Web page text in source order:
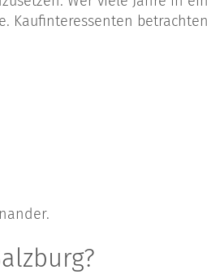
Kaufinteressenten